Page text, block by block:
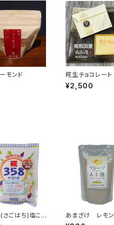
モンド 糀生チョコレート
¥2,500
ごはち)塩こう あまざけ レモン